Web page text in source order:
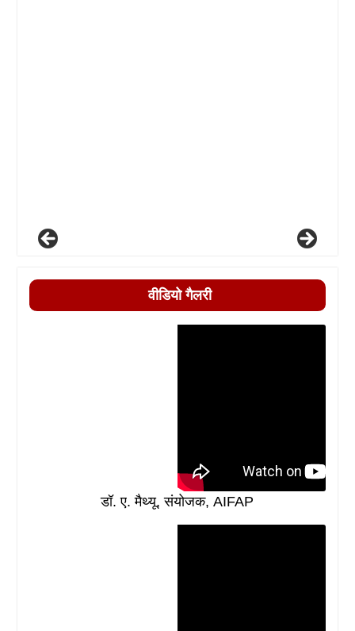
वीडियो गैलरी
डॉ. ए. मैथ्यू, संयोजक, AIFAP